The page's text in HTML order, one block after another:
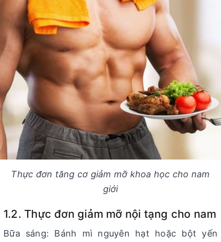
Thực đơn tăng cơ giảm mỡ khoa học cho nam
giới
1.2. Thực đơn giảm mỡ nội tạng cho nam
Bữa sáng: Bánh mì nguyên hạt hoặc bột yến